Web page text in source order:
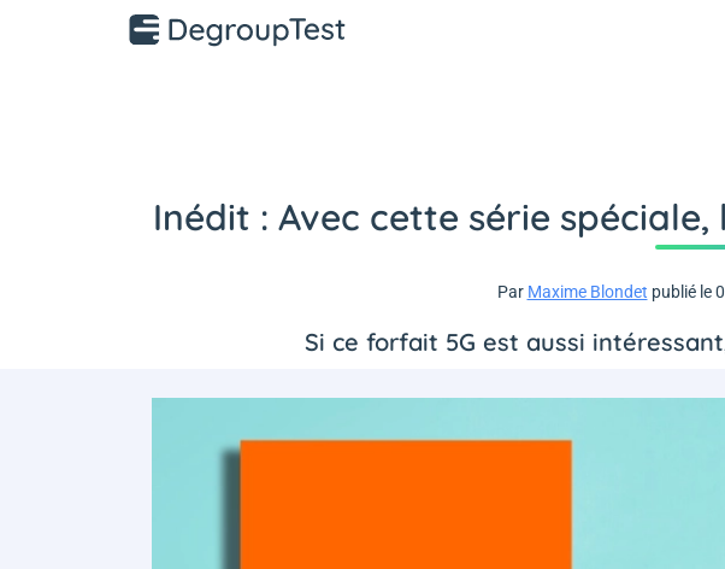
Inédit : Avec cette série
Par Maxime Blondet publié le
Si ce forfait 5G est aussi